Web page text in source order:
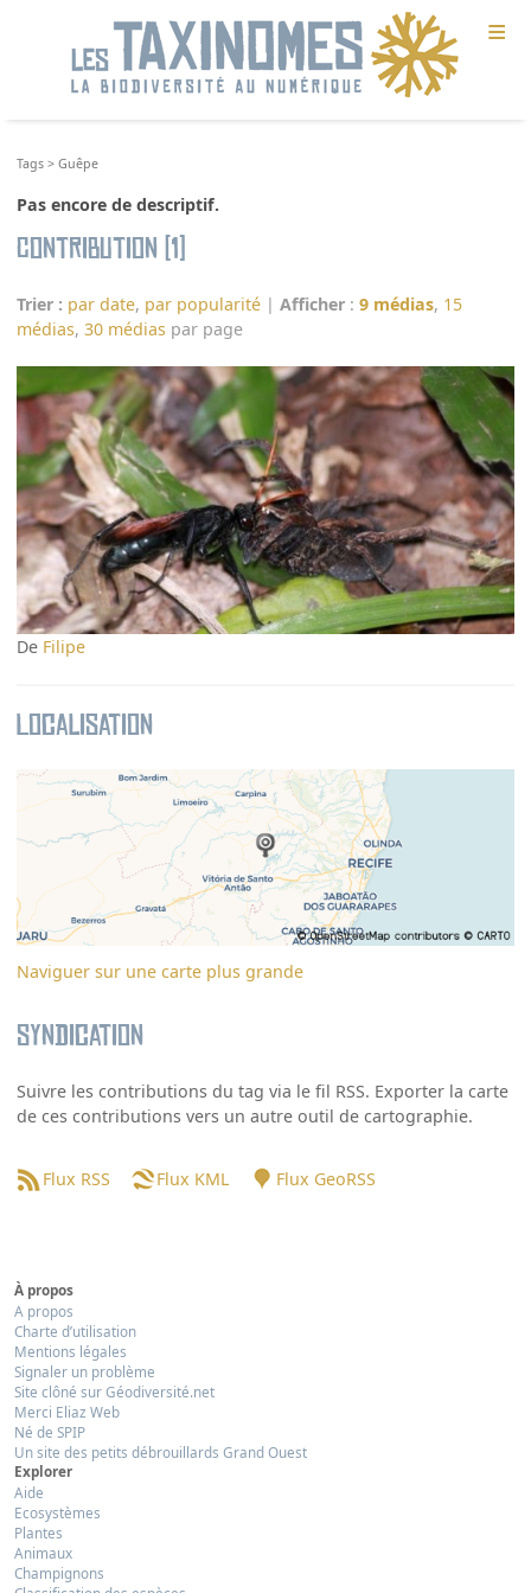
≡
Tags >Guêpe
Pas encore de descriptif.
Contribution (1)
Trier : par date, par popularité |Afficher :9 médias, 15
médias,30 médias par page
De Filipe
Localisation
Naviguer sur une carte plus grande
Syndication
Suivre les contributions du tag via le fil RSS. Exporter la carte
de ces contributions vers un autre outil de cartographie.
Flux RSS Flux KML Flux GeoRSS
À propos
A propos
Charte d’utilisation
Mentions légales
Signaler un problème
Site clôné sur Géodiversité.net
Merci Eliaz Web
Né de SPIP
Un site des petits débrouillards Grand Ouest
Explorer
Aide
Ecosystèmes
Plantes
Animaux
Champignons